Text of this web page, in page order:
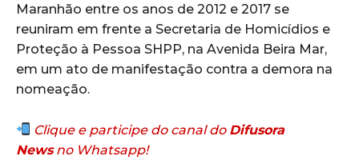
Maranhão entre os anos de 2012 e 2017 se
reuniram em frente a Secretaria de Homicídios e
Proteção à Pessoa SHPP, na Avenida Beira Mar,
em um ato de manifestação contra a demora na
nomeação.
Clique e participe do canal do Difusora
Newsno Whatsapp!